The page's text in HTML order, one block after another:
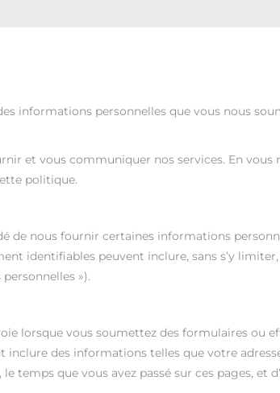
informations personnelles que vous nous
et vous communiquer nos services. En vous
politique.
de nous fournir certaines informations
identifiables peuvent inclure, sans s’y
»).
lorsque vous soumettez des formulaires ou
inclure des informations telles que votre
temps que vous avez passé sur ces pages, et